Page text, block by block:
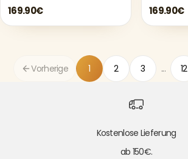
169.90€ 169.90€
Vorherige 1 2 3 ... 12
Kostenlose Lieferung
ab 150€.